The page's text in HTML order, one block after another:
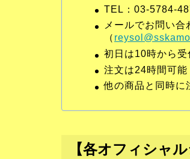
TEL：03-5784-
メールでお問い合
（
初日は10時から
注文は24時間可能
他の商品と同時に
【各オフィシャ